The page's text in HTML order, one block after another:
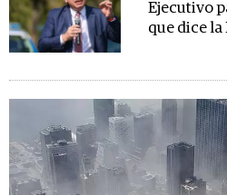
Ejecutivo
que dice la